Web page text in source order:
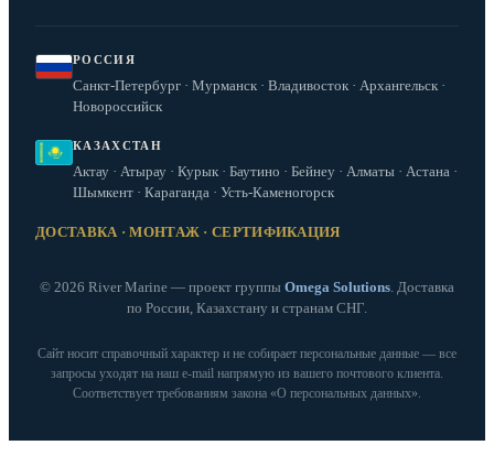
РОССИЯ
Санкт-Петербург · Мурманск · Владивосток · Архангельск ·
Новороссийск
КАЗАХСТАН
Актау · Атырау · Курык · Баутино · Бейнеу · Алматы · Астана ·
Шымкент · Караганда · Усть-Каменогорск
ДОСТАВКА · МОНТАЖ · СЕРТИФИКАЦИЯ
© 2026 River Marine — проект группы Omega Solutions. Доставка
по России, Казахстану и странам СНГ.
Сайт носит справочный характер и не собирает персональные данные — все
запросы уходят на наш e‑mail напрямую из вашего почтового клиента.
Соответствует требованиям закона «О персональных данных».